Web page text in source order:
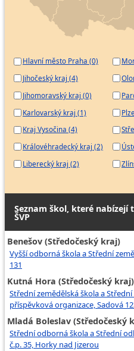
Hlavní město Praha (0)
Jihočeský kraj (4)
Jihomoravský kraj (0)
Karlovarský kraj (1)
Kraj Vysočina (4)
Královéhradecký kraj (2)
Liberecký kraj (2)
Seznam škol, které nabízejí
ŠVP
Benešov (Středočeský kraj)
Vyšší odborná škola a Střední
131
Kutná Hora (Středočeský kraj)
Střední zemědělská škola a
příspěvková organizace, Sadová
Mladá Boleslav (Středočeský
Střední odborná škola a Střední
č.p. 35, Horky nad Jizerou